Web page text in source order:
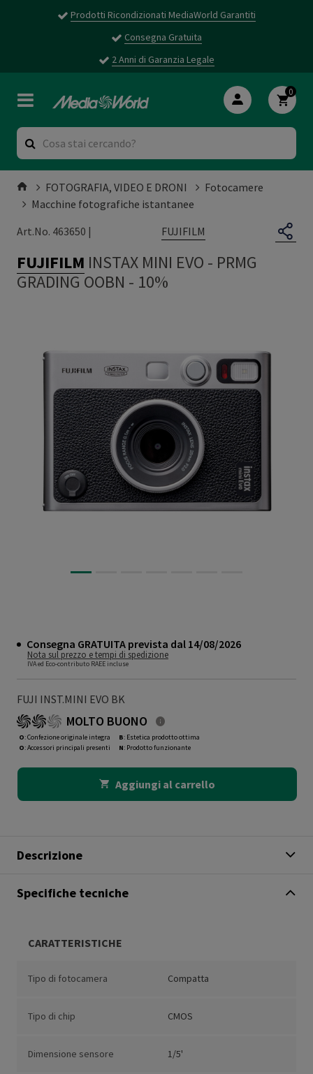
Prodotti Ricondizionati MediaWorld Garantiti
Consegna Gratuita
2 Anni di Garanzia Legale
0
FOTOGRAFIA, VIDEO E DRONI
Fotocamere
Macchine fotografiche istantanee
Art.No. 463650 |
FUJIFILM
FUJIFILM INSTAX MINI EVO - PRMG
GRADING OOBN - 10%
Consegna GRATUITA prevista dal 14/08/2026
Nota sul prezzo e tempi di spedizione
IVA ed Eco-contributo RAEE incluse
FUJI INST.MINI EVO BK
MOLTO BUONO
O: Confezione originale integra
O: Accessori principali presenti
B: Estetica prodotto ottima
N: Prodotto funzionante
Aggiungi al carrello
Descrizione
Specifiche tecniche
CARATTERISTICHE
Tipo di fotocamera Compatta
Tipo di chip CMOS
Dimensione sensore 1/5'